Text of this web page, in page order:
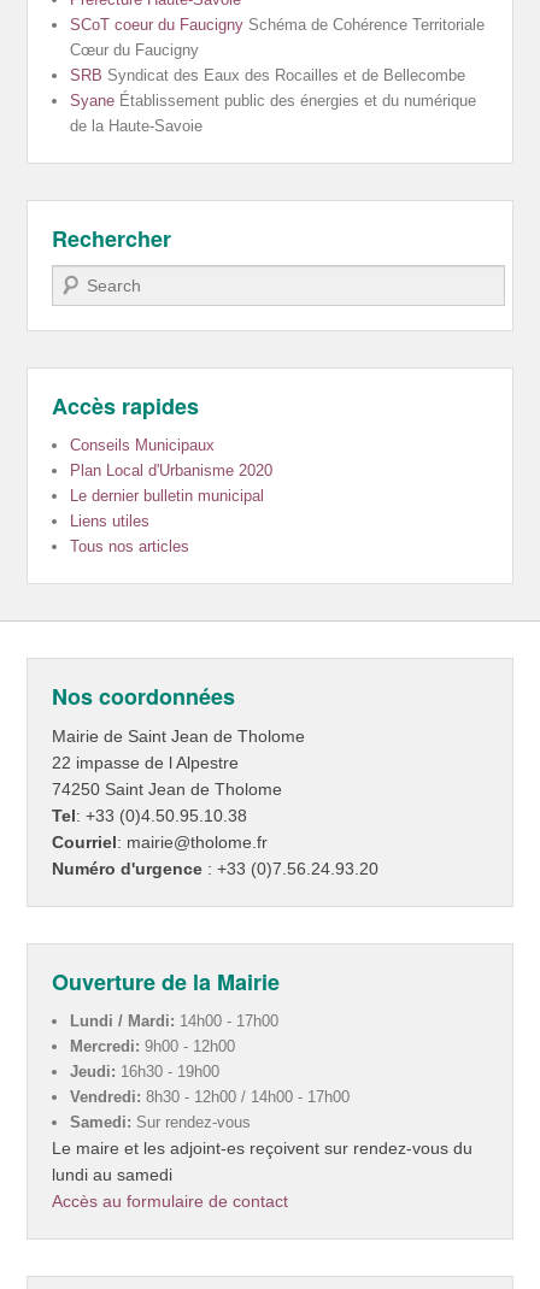
SCoT coeur du Faucigny Schéma de Cohérence Territoriale
Cœur du Faucigny
SRB Syndicat des Eaux des Rocailles et de Bellecombe
Syane Établissement public des énergies et du numérique
de la Haute-Savoie
Rechercher
Recherche
Accès rapides
Conseils Municipaux
Plan Local d'Urbanisme 2020
Le dernier bulletin municipal
Liens utiles
Tous nos articles
Nos coordonnées
Mairie de Saint Jean de Tholome
22 impasse de l Alpestre
74250 Saint Jean de Tholome
Tel: +33 (0)4.50.95.10.38
Courriel: mairie@tholome.fr
Numéro d'urgence : +33 (0)7.56.24.93.20
Ouverture de la Mairie
Lundi / Mardi: 14h00 - 17h00
Mercredi: 9h00 - 12h00
Jeudi: 16h30 - 19h00
Vendredi: 8h30 - 12h00 / 14h00 - 17h00
Samedi: Sur rendez-vous
Le maire et les adjoint-es reçoivent sur rendez-vous du
lundi au samedi
Accès au formulaire de contact